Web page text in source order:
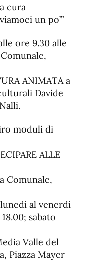
cura
un po’”
ore 9.30 alle
ANIMATA a
Davide
moduli di
ALLE
Comunale,
al venerdì
sabato
Valle del
Piazza Mayer